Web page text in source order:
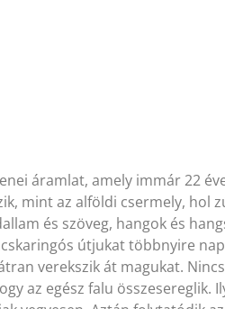
áramlat, amely immár 22
mint az alföldi csermely, hol
és szöveg, hangok és
útjukat többnyire
verekszik át magukat.
az egész falu összesereglik.